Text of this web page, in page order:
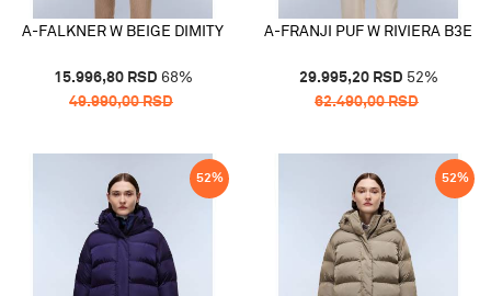
A-FALKNER W BEIGE DIMITY
15.996,80 RSD 68%
49.990,00RSD
A-FRANJI PUF W RIVIERA B3E
29.995,20 RSD 52%
62.490,00RSD
52% 52%